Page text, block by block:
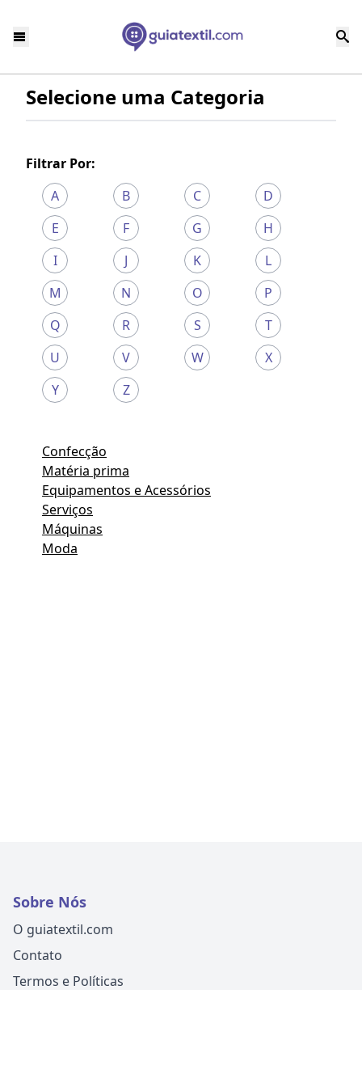
Selecione uma Categoria
Filtrar Por:
A
B C
D
E
F G
H
I
J K
L
M
N O
P
Q
R S
T
U
V W
X
Y
Z
Confecção
Matéria prima
Equipamentos e Acessórios
Serviços
Máquinas
Moda
Sobre Nós
O guiatextil.com
Contato
Termos e Políticas